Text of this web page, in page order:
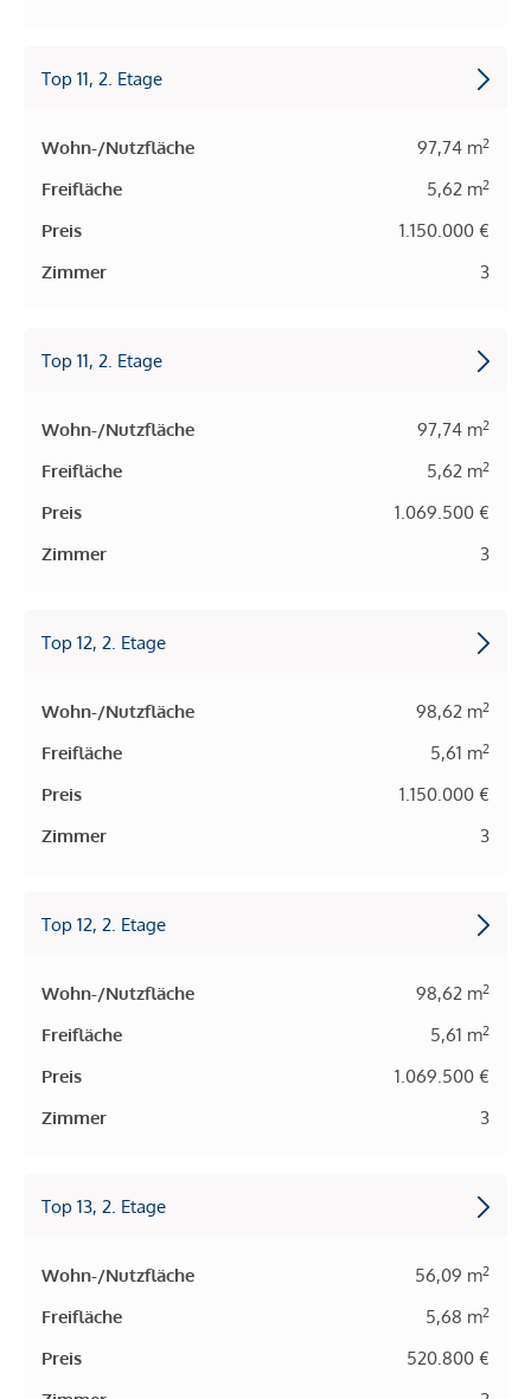
Top 11, 2. Etage
Wohn-/Nutzfläche 97,74 m2
Freifläche 5,62 m2
Preis
1.150.000 €
Zimmer
3
Top 11, 2. Etage
Wohn-/Nutzfläche 97,74 m2
Freifläche 5,62 m2
Preis
1.069.500 €
Zimmer
3
Top 12, 2. Etage
Wohn-/Nutzfläche 98,62 m2
Freifläche 5,61 m2
Preis
1.150.000 €
Zimmer
3
Top 12, 2. Etage
Wohn-/Nutzfläche 98,62 m2
Freifläche 5,61 m2
Preis
1.069.500 €
Zimmer
3
Top 13, 2. Etage
Wohn-/Nutzfläche 56,09 m2
Freifläche 5,68 m2
Preis
520.800 €